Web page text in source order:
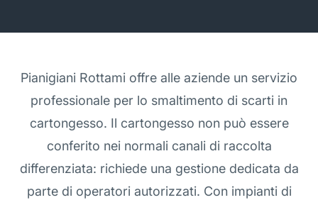
Pianigiani Rottami offre alle aziende un servizio
professionale per lo smaltimento di scarti in
cartongesso. Il cartongesso non può essere
conferito nei normali canali di raccolta
differenziata: richiede una gestione dedicata da
parte di operatori autorizzati. Con impianti di